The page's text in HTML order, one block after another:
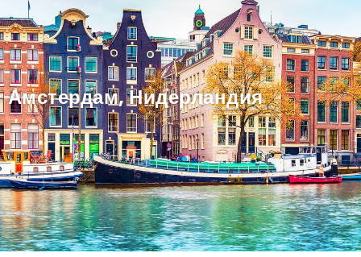
Амстердам, Нидерландия